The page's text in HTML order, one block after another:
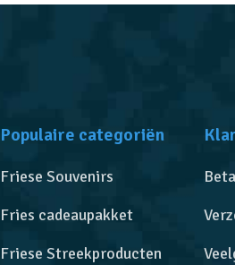
Populaire categoriën
Friese Souvenirs
Fries cadeaupakket
Friese Streekproducten